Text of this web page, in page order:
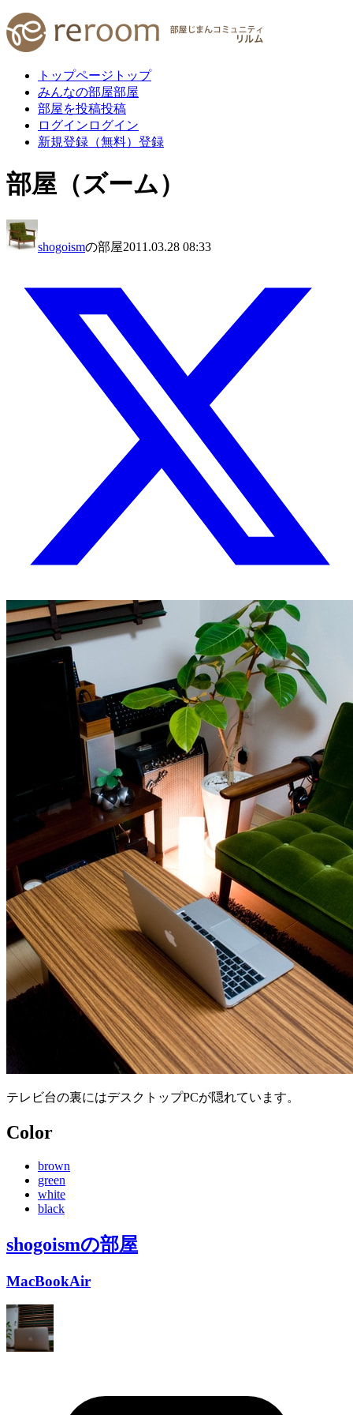
トップページ トップ
みんなの部屋部屋
部屋を投稿投稿
ログイン ログイン
新規登録（無料） 登録
部屋（ズーム）
shogoismの部屋2011.03.28 08:33
テレビ台の裏にはデスクトップPCが隠れています。
Color
brown
green
white
black
shogoismの部屋
MacBookAir